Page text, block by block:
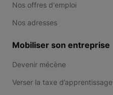
Nos offres d'emploi
Nos adresses
Mobiliser son entreprise
Devenir mécène
Verser la taxe d’apprentissage